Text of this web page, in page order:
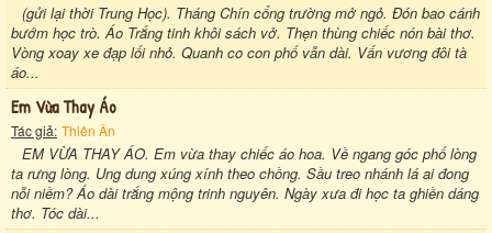
(gửi lại thời Trung Học). Tháng Chín cổng trường mở ngỏ. Đón bao cánh
bướm học trò. Áo Trắng tinh khôi sách vở. Thẹn thùng chiếc nón bài thơ.
Vòng xoay xe đạp lối nhỏ. Quanh co con phố vẫn dài. Vấn vương đôi tà
áo...
Em Vừa Thay Áo
Tác giả: Thiên Ân
EM VỪA THAY ÁO. Em vừa thay chiếc áo hoa. Về ngang góc phố lòng
ta rưng lòng. Ung dung xúng xính theo chồng. Sầu treo nhánh lá ai đong
nỗi niềm? Áo dài trắng mộng trinh nguyên. Ngày xưa đi học ta ghiền dáng
thơ. Tóc dài...